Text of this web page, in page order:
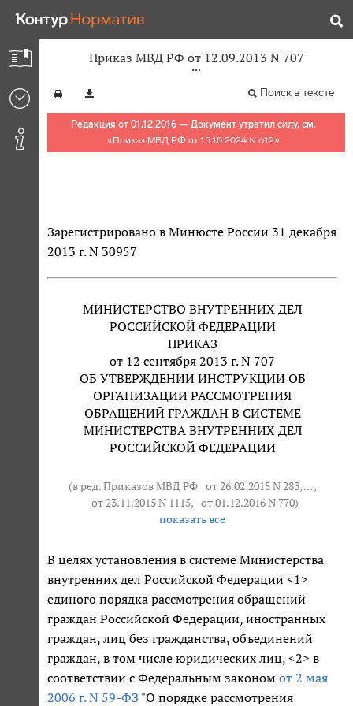
Приказ МВД РФ от 12.09.2013 N 707
Поиск в тексте
Редакция от 01.12.2016 — Документ утратил силу, см.
«Приказ МВД РФ от 15.10.2024 N 612»
Зарегистрировано в Минюсте России 31 декабря
2013 г. N 30957
МИНИСТЕРСТВО ВНУТРЕННИХ ДЕЛ
РОССИЙСКОЙ ФЕДЕРАЦИИ
ПРИКАЗ
от 12 сентября 2013 г. N 707
ОБ УТВЕРЖДЕНИИ ИНСТРУКЦИИ ОБ
ОРГАНИЗАЦИИ РАССМОТРЕНИЯ
ОБРАЩЕНИЙ ГРАЖДАН В СИСТЕМЕ
МИНИСТЕРСТВА ВНУТРЕННИХ ДЕЛ
РОССИЙСКОЙ ФЕДЕРАЦИИ
(в ред. Приказов МВД РФ от 26.02.2015 N 283, … ,
от 23.11.2015 N 1115, от 01.12.2016 N 770)
показать все
В целях установления в системе Министерства
внутренних дел Российской Федерации <1>
единого порядка рассмотрения обращений
граждан Российской Федерации, иностранных
граждан, лиц без гражданства, объединений
граждан, в том числе юридических лиц, <2> в
соответствии с Федеральным законом от 2 мая
2006 г. N 59-ФЗ "О порядке рассмотрения